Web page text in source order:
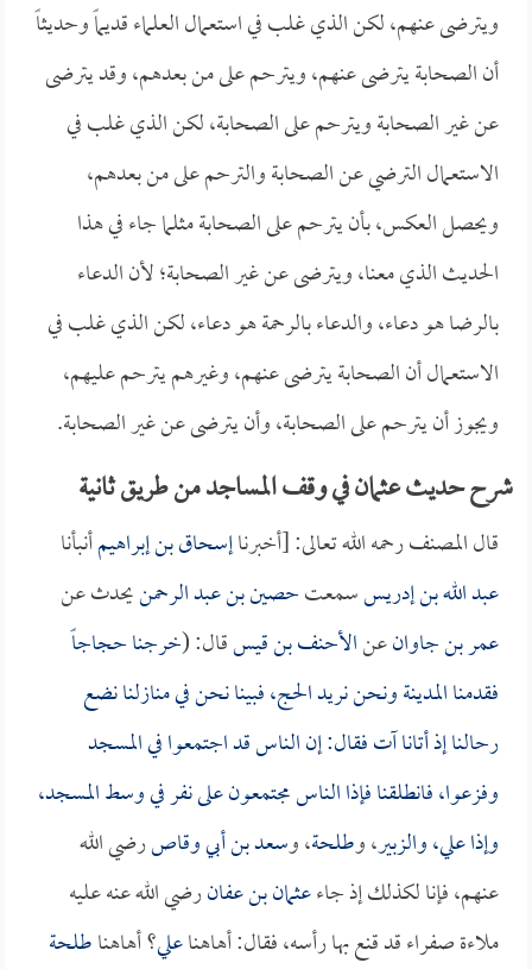
ويترضى عنهم، لكن الذي غلب في استعمال العلماء قديماً وحديثاً
أن الصحابة يترضى عنهم، ويترحم على من بعدهم، وقد يترضى
عن غير الصحابة ويترحم على الصحابة، لكن الذي غلب في
الاستعمال الترضي عن الصحابة والترحم على من بعدهم،
ويحصل العكس، بأن يترحم على الصحابة مثلما جاء في هذا
الحديث الذي معنا، ويترضى عن غير الصحابة؛ لأن الدعاء
بالرضا هو دعاء، والدعاء بالرحمة هو دعاء، لكن الذي غلب في
الاستعمال أن الصحابة يترضى عنهم، وغيرهم يترحم عليهم،
ويجوز أن يترحم على الصحابة، وأن يترضى عن غير الصحابة.
شرح حديث عثمان في وقف المساجد من طريق ثانية
قال المصنف رحمه الله تعالى: [أخبرناإسحاق بن إبراهيمأنبأنا
عبد الله بن إدريسسمعتحصين بن عبد الرحمنيحدث عن
عمر بن جاوانعنالأحنف بن قيسقال: (خرجنا حجاجاً
فقدمنا المدينة ونحن نريد الحج، فبينا نحن في منازلنا نضع
رحالنا إذ أتانا آت فقال: إن الناس قد اجتمعوا في المسجد
وفزعوا، فانطلقنا فإذا الناس مجتمعون على نفر في وسط المسجد،
وإذاعلي، والزبير، وطلحة، وسعد بن أبي وقاصرضي الله
عنهم، فإنا لكذلك إذ جاءعثمان بن عفانرضي الله عنه عليه
ملاءة صفراء قد قنع بها رأسه، فقال: أهاهناعلي؟ أهاهناطلحة